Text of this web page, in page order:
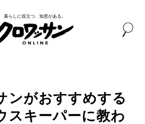
暮らしに役立つ、知恵がある。
ンがおすすめする
スキーパーに教わ